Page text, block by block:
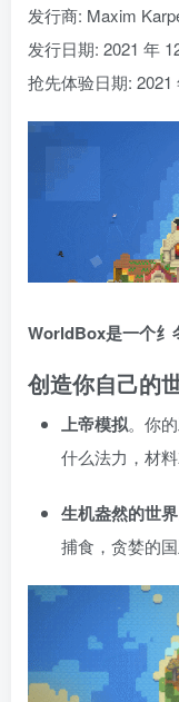
发行商: Maxim
发行日期: 2021 年
抢先体验日期: 2021
WorldBox是一个纟
创造你自己的
上帝模拟。你
什么法力，材
生机盎然的世界
捕食，贪婪的